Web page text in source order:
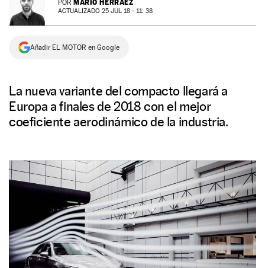
NEWSLETTER
SÍGUENOS
POR MARIO HERRÁEZ
ACTUALIZADO 25 JUL 18 - 11: 38
Añadir EL MOTOR en Google
La nueva variante del compacto llegará a
Europa a finales de 2018 con el mejor
coeficiente aerodinámico de la industria.